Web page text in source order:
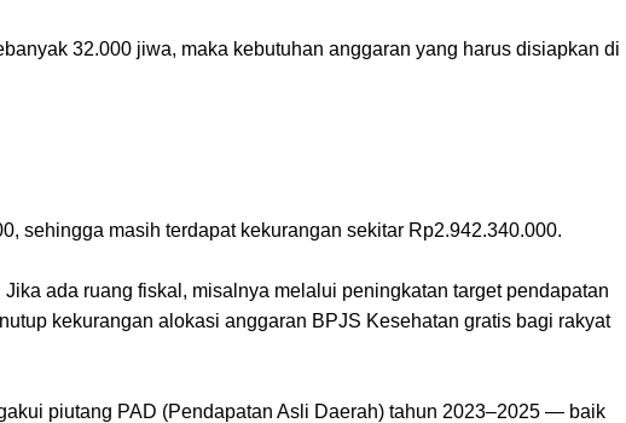
32.000 jiwa, maka kebutuhan anggaran yang harus disiapkan di
sehingga masih terdapat kekurangan sekitar Rp2.942.340.000.
ada ruang fiskal, misalnya melalui peningkatan target pendapatan
kekurangan alokasi anggaran BPJS Kesehatan gratis bagi rakyat
piutang PAD (Pendapatan Asli Daerah) tahun 2023–2025 — baik